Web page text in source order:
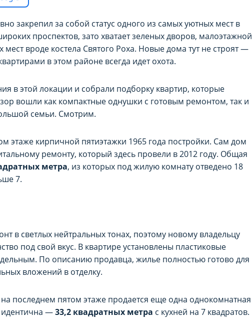
закрепил за собой статус одного из самых уютных мест в
проспектов, зато хватает зеленых дворов, малоэтажной
мест вроде костела Святого Роха. Новые дома тут не строят —
в этом районе всегда идет охота.
в этой локации и собрали подборку квартир, которые
вошли как компактные однушки с готовым ремонтом, так и
семьи. Смотрим.
этаже кирпичной пятиэтажки 1965 года постройки. Сам дом
ремонту, который здесь провели в 2012 году. Общая
метра, из которых под жилую комнату отведено 18
7.
в светлых нейтральных тонах, поэтому новому владельцу
под свой вкус. В квартире установлены пластиковые
По описанию продавца, жилье полностью готово для
вложений в отделку.
последнем пятом этаже продается еще одна однокомнатная
идентична —33,2 квадратных метра с кухней на 7 квадратов.